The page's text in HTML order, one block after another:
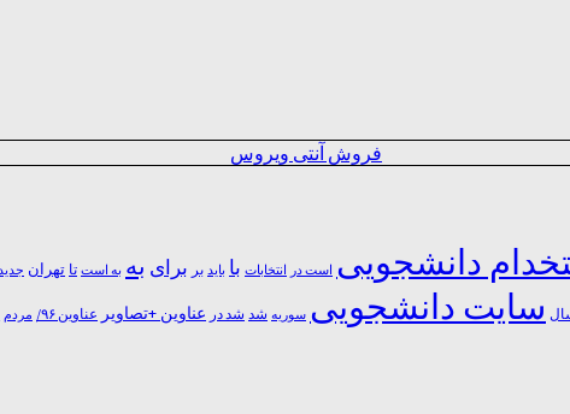
فروش آنتی ویروس
دانشجویی است در انتخابات با باید بر برای به به است تا تهران جدید
سایت دانشجویی سوریه شد شد در عناوین +تصاویر عناوین ۹۶/ مردم